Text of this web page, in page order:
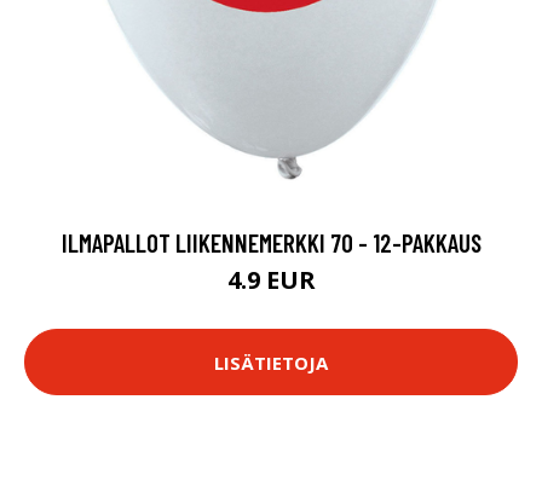
ILMAPALLOT LIIKENNEMERKKI 70 - 12-PAKKAUS
4.9 EUR
LISÄTIETOJA